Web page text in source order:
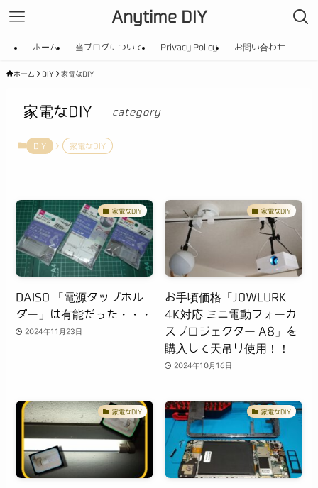
Anytime DIY
ホーム 当ブログについて Privacy Policy お問い合わせ
ホーム DIY 家電なDIY
家電なDIY – category –
DIY 家電なDIY
家電なDIY
DAISO 「電源タップホル
ダー」は有能だった・・・
2024年11月23日
家電なDIY
お手頃価格「JOWLURK
4K対応 ミニ電動フォーカ
スプロジェクター A8」を
購入して天吊り使用！！
2024年10月16日
家電なDIY 家電なDIY